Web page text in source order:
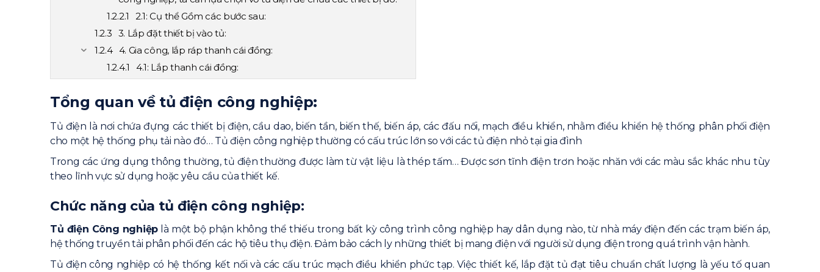
2.1: Cụ thể Gồm các bước sau:
3. Lắp đặt thiết bị vào tủ:
4. Gia công, lắp ráp thanh cái đồng:
4.1: Lắp thanh cái đồng:
Bảng chọn tiết điện dây dẫn theo dòng điện (áp dụng cho
dây đồng mềm Cu/PVC)
Bước 6. Kiểm tra xuất xưởng – kiểm tra nguội tủ điện đã lắp ráp,
đấu nối:
6.1 kiểm tra các hạng mục sau:
6.2 Kiểm tra đấu nối phần điều khiển:
Bước 9: Đóng gói tủ điện:
3CElectric một trong những đơn vị sản xuất tủ điện hàng đầu
Việt Nam:
cung cấp các sản phẩm phục vụ ngành điện:
Tổng quan về tủ điện công nghiệp:
Tủ điện là nơi chứa đựng các thiết bị điện, cầu dao, biến tần, biến thế, biến áp, các đấu nối, mạch điều khiển, nhằm điều khiển hệ thống phân phối điện
cho một hệ thống phụ tải nào đó… Tủ điện công nghiệp thường có cấu trúc lớn so với các tủ điện nhỏ tại gia đình
Trong các ứng dụng thông thường, tủ điện thường được làm từ vật liệu là thép tấm… Được sơn tĩnh điện trơn hoặc nhăn với các màu sắc khác nhu tùy
theo lĩnh vực sử dụng hoặc yêu cầu của thiết kế.
Chức năng của tủ điện công nghiệp:
Tủ điện Công nghiệplà một bộ phận không thể thiếu trong bất kỳ công trình công nghiệp hay dân dụng nào, từ nhà máy điện đến các trạm biến áp,
hệ thống truyền tải phân phối đến các hộ tiêu thụ điện. Đảm bảo cách ly những thiết bị mang điện với người sử dụng điện trong quá trình vận hành.
Tủ điện công nghiệp có hệ thống kết nối và các cấu trúc mạch điều khiển phức tạp. Việc thiết kế, lắp đặt tủ đạt tiêu chuẩn chất lượng là yếu tố quan